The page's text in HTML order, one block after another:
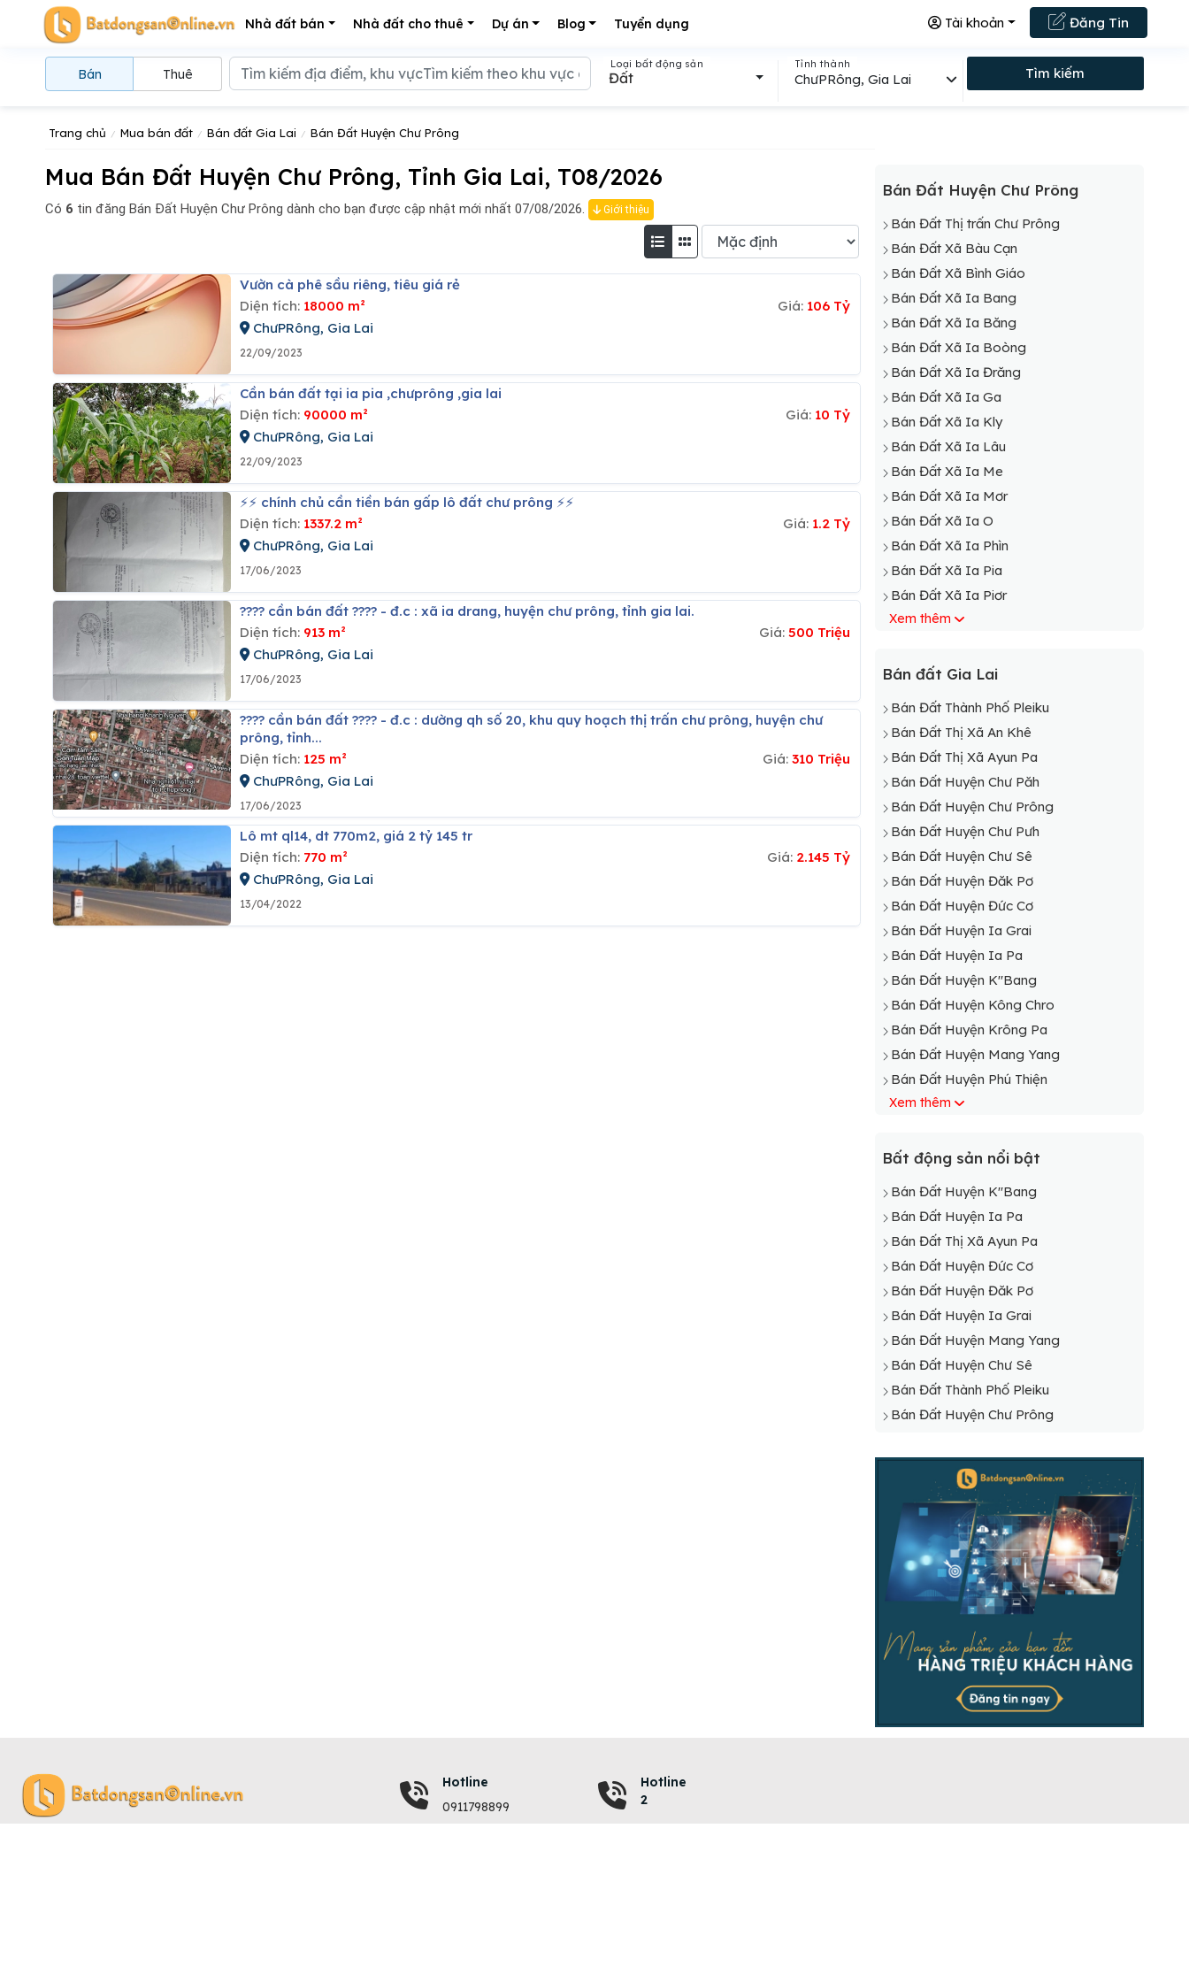
Nhà đất bán Nhà đất cho thuê Dự án Blog Tuyển dụng Đăng Tin
Tài khoản
Trang chủ Mua bán đất Bán đất Gia Lai Bán Đất Huyện Chư Prông
Mua Bán Đất Huyện Chư Prông, Tỉnh Gia Lai, T08/2026
Có 6 tin đăng Bán Đất Huyện Chư Prông dành cho bạn được cập nhật mới nhất 07/08/2026. Giới thiệu
Vườn cà phê sầu riêng, tiêu giá rẻ
Diện tích: 18000 m² Giá: 106 Tỷ
ChưPRông, Gia Lai
22/09/2023
Cần bán đất tại ia pia ,chưprông ,gia lai
Diện tích: 90000 m² Giá: 10 Tỷ
ChưPRông, Gia Lai
22/09/2023
⚡️⚡️ chính chủ cần tiền bán gấp lô đất chư prông ⚡️⚡️
Diện tích: 1337.2 m² Giá: 1.2 Tỷ
ChưPRông, Gia Lai
17/06/2023
???? cần bán đất ???? - đ.c : xã ia drang, huyện chư prông, tỉnh gia lai.
Diện tích: 913 m² Giá:500 Triệu
ChưPRông, Gia Lai
17/06/2023
???? cần bán đất ???? - đ.c : dường qh số 20, khu quy hoạch thị trấn chư prông, huyện chư
prông, tỉnh...
Diện tích: 125 m² Giá:310 Triệu
ChưPRông, Gia Lai
17/06/2023
Lô mt ql14, dt 770m2, giá 2 tỷ 145 tr
Diện tích: 770 m² Giá: 2.145 Tỷ
ChưPRông, Gia Lai
13/04/2022
Bán Đất Huyện Chư Prông
Bán Đất Thị trấn Chư Prông
Bán Đất Xã Bàu Cạn
Bán Đất Xã Bình Giáo
Bán Đất Xã Ia Bang
Bán Đất Xã Ia Băng
Bán Đất Xã Ia Boòng
Bán Đất Xã Ia Đrăng
Bán Đất Xã Ia Ga
Bán Đất Xã Ia Kly
Bán Đất Xã Ia Lâu
Bán Đất Xã Ia Me
Bán Đất Xã Ia Mơr
Bán Đất Xã Ia O
Bán Đất Xã Ia Phìn
Bán Đất Xã Ia Pia
Bán Đất Xã Ia Piơr
Bán Đất Xã Ia Púch
Bán Đất Xã Ia Vê
Xem thêm
Bán đất Gia Lai
Bán Đất Thành Phố Pleiku
Bán Đất Thị Xã An Khê
Bán Đất Thị Xã Ayun Pa
Bán Đất Huyện Chư Păh
Bán Đất Huyện Chư Prông
Bán Đất Huyện Chư Pưh
Bán Đất Huyện Chư Sê
Bán Đất Huyện Đăk Pơ
Bán Đất Huyện Đức Cơ
Bán Đất Huyện Ia Grai
Bán Đất Huyện Ia Pa
Bán Đất Huyện K"Bang
Bán Đất Huyện Kông Chro
Bán Đất Huyện Krông Pa
Bán Đất Huyện Mang Yang
Bán Đất Huyện Phú Thiện
Xem thêm
Bất động sản nổi bật
Bán Đất Huyện K"Bang
Bán Đất Huyện Ia Pa
Bán Đất Thị Xã Ayun Pa
Bán Đất Huyện Đức Cơ
Bán Đất Huyện Đăk Pơ
Bán Đất Huyện Ia Grai
Bán Đất Huyện Mang Yang
Bán Đất Huyện Chư Sê
Bán Đất Thành Phố Pleiku
Bán Đất Huyện Chư Prông
Bán Thuê
Loại bất động sản
Đất
Tỉnh thành
ChưPRông, Gia Lai Tìm kiếm
Hotline
0911798899
Hotline
2